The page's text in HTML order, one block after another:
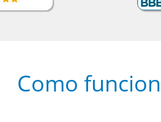
Como